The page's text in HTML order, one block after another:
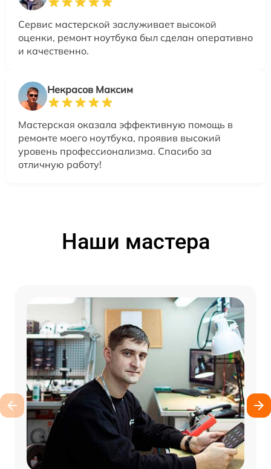
Сервис мастерской заслуживает высокой
оценки, ремонт ноутбука был сделан оперативно
и качественно.
Некрасов Максим
Мастерская оказала эффективную помощь в
ремонте моего ноутбука, проявив высокий
уровень профессионализма. Спасибо за
отличную работу!
Наши мастера